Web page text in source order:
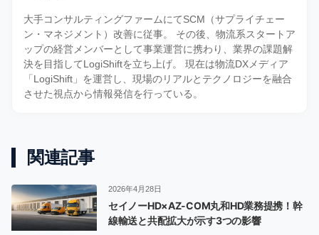
大手コンサルティングファームにてSCM（サプライチェー
ン・マネジメント）改善に従事。 その後、物流系スタートア
ップの経営メンバーとして事業運営に携わり、業界の課題解
決を目指してLogiShiftを立ち上げ。 現在は物流DXメディア
「LogiShift」を運営し、現場のリアルとテクノロジーを融合
させた視点から情報発信を行っている。
関連記事
2026年4月28日
セイノーHD×AZ-COM丸和HD業務提携！幹
線輸送と共配拡大が示す3つの影響